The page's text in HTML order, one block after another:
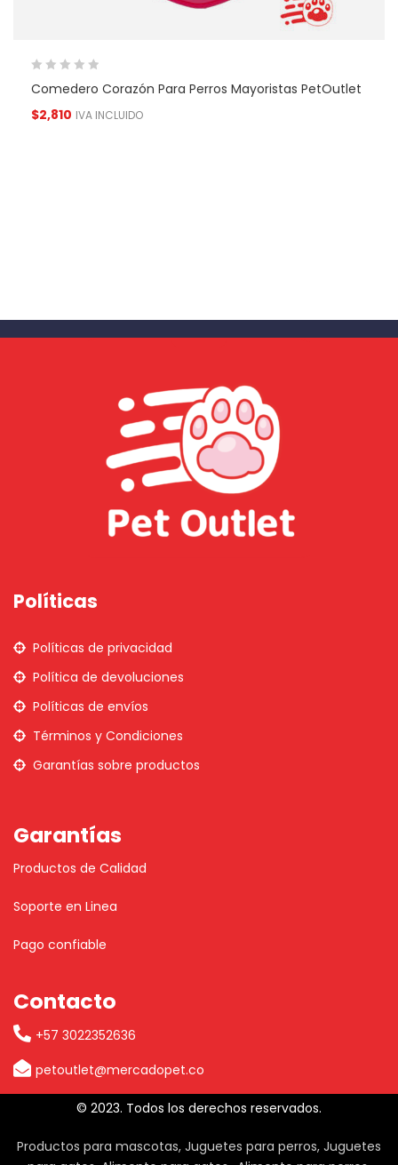
Comedero Corazón Para Perros Mayoristas PetOutlet
$2,810 IVA INCLUIDO
Políticas
Políticas de privacidad
Política de devoluciones
Políticas de envíos
Términos y Condiciones
Garantías sobre productos
Garantías
Productos de Calidad
Soporte en Linea
Pago confiable
Contacto
+57 3022352636
petoutlet@mercadopet.co
© 2023. Todos los derechos reservados.
Productos para mascotas, Juguetes para perros, Juguetes